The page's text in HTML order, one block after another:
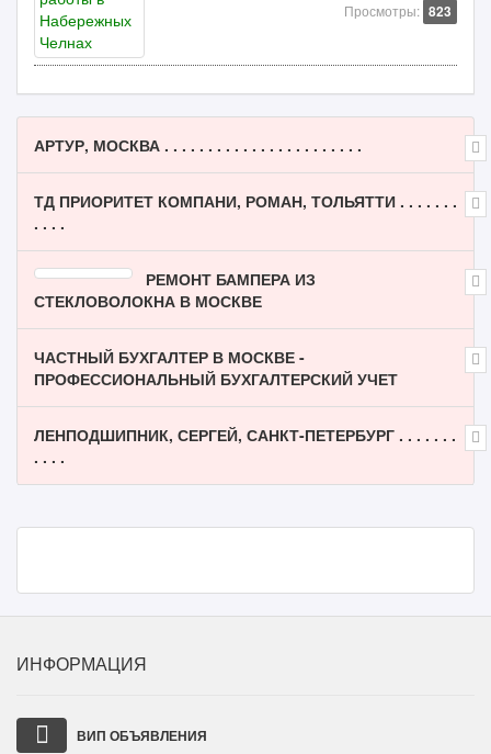
Просмотры: 823
АРТУР, МОСКВА . . . . . . . . . . . . . . . . . . . . . . .
ТД ПРИОРИТЕТ КОМПАНИ, РОМАН, ТОЛЬЯТТИ . . . . . . .
. . . .
РЕМОНТ БАМПЕРА ИЗ
СТЕКЛОВОЛОКНА В МОСКВЕ
ЧАСТНЫЙ БУХГАЛТЕР В МОСКВЕ -
ПРОФЕССИОНАЛЬНЫЙ БУХГАЛТЕРСКИЙ УЧЕТ
ЛЕНПОДШИПНИК, СЕРГЕЙ, САНКТ-ПЕТЕРБУРГ . . . . . . .
. . . .
ИНФОРМАЦИЯ
ВИП ОБЪЯВЛЕНИЯ